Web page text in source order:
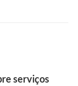
serviços